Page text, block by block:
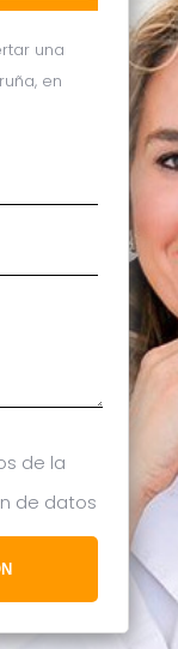
una
en
de la
de datos